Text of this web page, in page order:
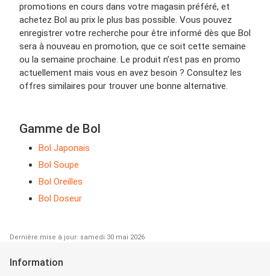
promotions en cours dans votre magasin préféré, et
achetez Bol au prix le plus bas possible. Vous pouvez
enregistrer votre recherche pour être informé dès que Bol
sera à nouveau en promotion, que ce soit cette semaine
ou la semaine prochaine. Le produit n’est pas en promo
actuellement mais vous en avez besoin ? Consultez les
offres similaires pour trouver une bonne alternative.
Gamme de Bol
Bol Japonais
Bol Soupe
Bol Oreilles
Bol Doseur
Dernière mise à jour: samedi 30 mai 2026
Information